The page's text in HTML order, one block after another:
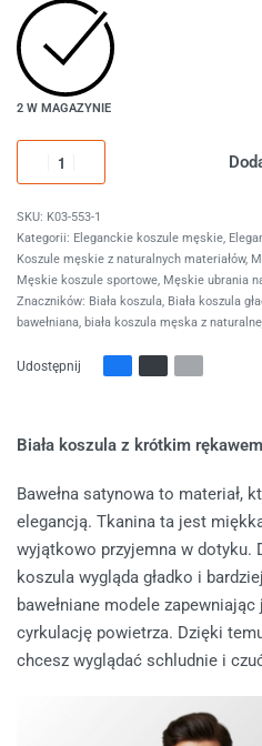
2 W MAGAZYNIE
K03-553-1
Kategorii: Eleganckie koszule męskie,
Koszule męskie z naturalnych materiałów,
Męskie koszule sportowe, Męskie ubrania
Znaczników: Biała koszula, Biała koszula
bawełniana, biała koszula męska z
Udostępnij
Biała koszula z krótkim
Bawełna satynowa to materiał,
elegancją. Tkanina ta jest
wyjątkowo przyjemna w dotyku.
koszula wygląda gładko i
bawełniane modele
cyrkulację powietrza. Dzięki
chcesz wyglądać schludnie i